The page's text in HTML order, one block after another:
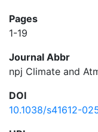
Pages
1-19
Journal Abbr
npj Climate and
DOI
10.1038/s41612-